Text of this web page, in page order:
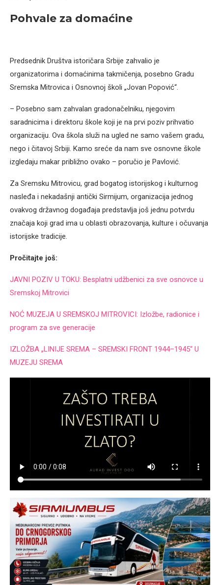
Pohvale za domaćine
Predsednik Društva istoričara Srbije zahvalio je
organizatorima i domaćinima takmičenja, posebno Gradu
Sremska Mitrovica i Osnovnoj školi „Jovan Popović“.
– Posebno sam zahvalan gradonačelniku, njegovim
saradnicima i direktoru škole koji je na prvi poziv prihvatio
organizaciju. Ova škola služi na ugled ne samo vašem gradu,
nego i čitavoj Srbiji. Kamo sreće da nam sve osnovne škole
izgledaju makar približno ovako – poručio je Pavlović.
Za Sremsku Mitrovicu, grad bogatog istorijskog i kulturnog
nasleđa i nekadašnji antički Sirmijum, organizacija jednog
ovakvog državnog događaja predstavlja još jednu potvrdu
značaja koji grad ima u oblasti obrazovanja, kulture i očuvanja
istorijske tradicije.
Pročitajte još:
JAVNI POZIV U TOKU: Besplatni udžbenici za sve osnovce u
Sremskoj Mitrovici
NOĆ MUZEJA U SREMSKOJ MITROVICI: Izložbe, radionice i
program za sve generacije
IZLOŽBA „LINIJE SREMA – SREMSKI FRONT 1944–1945“ U
MUZEJU SREMA